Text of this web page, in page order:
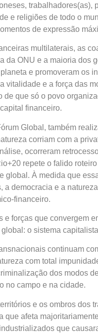
e religiões de todo o
de expressão
multilaterais, as
da ONU e a maioria dos
e promoveram os
vitalidade e a força das
de que só o povo
financeiro.
Global, também
corriam com a
ocorreram
repete o falido
global. À medida que
a democracia e a
financeiro.
e forças que convergem
o sistema
continuam
com total
dos modos
no campo e na cidade.
e os ombros dos
que afeta
que